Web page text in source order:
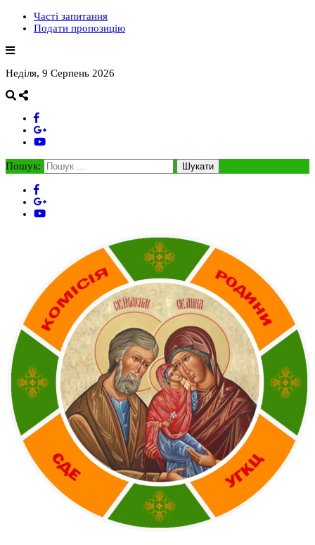
Часті запитання
Подати пропозицію
Неділя, 9 Серпень 2026
Пошук: